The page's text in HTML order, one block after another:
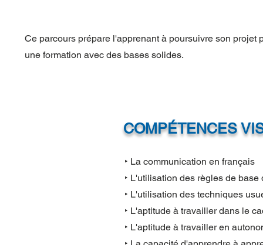
Ce parcours prépare l'apprenant à poursuivre son projet
une formation avec des bases solides.
COMPÉTENCES
‣ La communication en français
‣ L'utilisation des règles de
‣ L'utilisation des techniques
‣ L'aptitude à travailler dans le
‣ L'aptitude à travailler en